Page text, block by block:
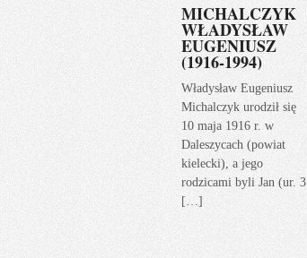
MICHALCZYK
WŁADYSŁAW
EUGENIUSZ
(1916-1994)
Władysław Eugeniusz
Michalczyk urodził się
10 maja 1916 r. w
Daleszycach (powiat
kielecki), a jego
rodzicami byli Jan (ur. 3
[…]